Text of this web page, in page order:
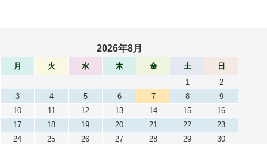
2026年8月
月 火 水 木 金 土
日
1
2
3
4 5 6 7 8
9
10
11 12 13 14 15
16
17
18 19 20 21 22
23
24
25 26 27 28 29
30